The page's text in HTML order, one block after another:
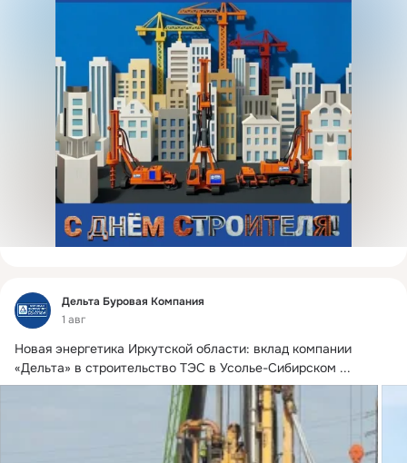
Фид
Дельта Буровая Компания
1 авг
Новая энергетика Иркутской области: вклад компании
«Дельта» в строительство ТЭС в Усолье-Сибирском ...